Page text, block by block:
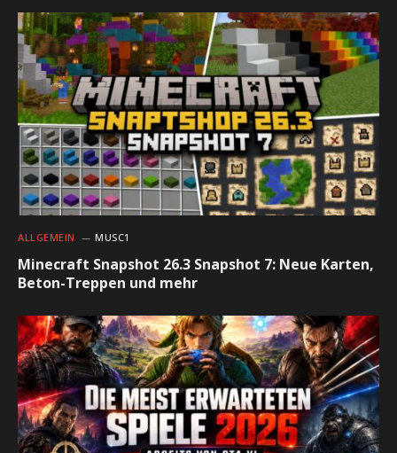
ALLGEMEIN MUSC1
Minecraft Snapshot 26.3 Snapshot 7: Neue Karten,
Beton-Treppen und mehr